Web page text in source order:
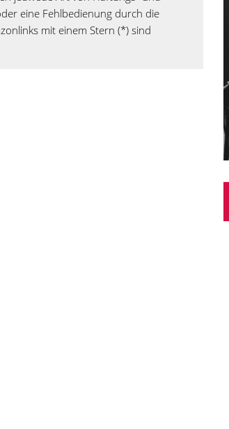
eine Fehlbedienung durch die
mit einem Stern (*) sind